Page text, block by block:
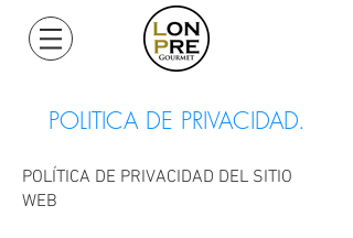
POLITICA DE PRIVACIDAD.
POLÍTICA DE PRIVACIDAD DEL SITIO
WEB